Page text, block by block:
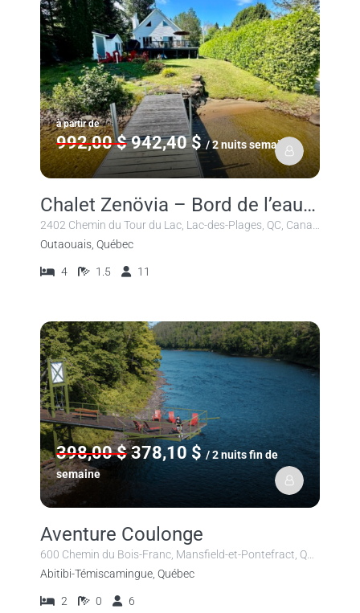
à partir de
992,00 $ 942,40 $ / 2 nuits semaine
Chalet Zenövia – Bord de l’eau avec spa au Lac-des-Plages
Outaouais, Québec
4 1.5 11
398,00 $ 378,10 $ / 2 nuits fin de
semaine
Aventure Coulonge
Abitibi-Témiscamingue, Québec
2 0 6